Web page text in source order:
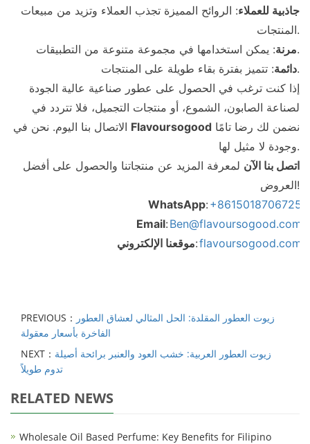
جاذبية للعملاء: الروائح المميزة تجذب العملاء وتزيد من مبيعات
المنتجات.
مرنة: يمكن استخدامها في مجموعة متنوعة من التطبيقات.
دائمة: تتميز بفترة بقاء طويلة على المنتجات.
إذا كنت ترغب في الحصول على عطور صناعية عالية الجودة
لصناعة الصابون، الشموع، أو منتجات التجميل، فلا تتردد في
Flavoursogood
وجودة لا مثيل لها.
اتصل بنا الآن لمعرفة المزيد عن منتجاتنا والحصول على أفضل
العروض!
WhatsApp:+8615018706725
Email:Ben@flavoursogood.com
موقعنا الإلكتروني:flavoursogood.com
PREVIOUS： زيوت العطور المقلدة: الحل المثالي لعشاق العطور
الفاخرة بأسعار معقولة
NEXT： زيوت العطور العربية: خشب العود والعنبر برائحة أصيلة
تدوم طويلاً
RELATED NEWS
Wholesale Oil Based Perfume: Key Benefits for Filipino